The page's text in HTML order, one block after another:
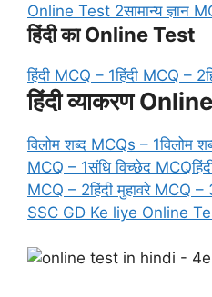
Online Test 2सामान्य ज्ञान
हिंदी का Online Test
हिंदी MCQ – 1हिंदी MCQ – 2
हिंदी व्याकरण
विलोम शब्द MCQs – 1विलोम
MCQ – 1संधि विच्छेद MCQ
MCQ – 2हिंदी मुहावरे MCQ –
SSC GD Ke liye Online